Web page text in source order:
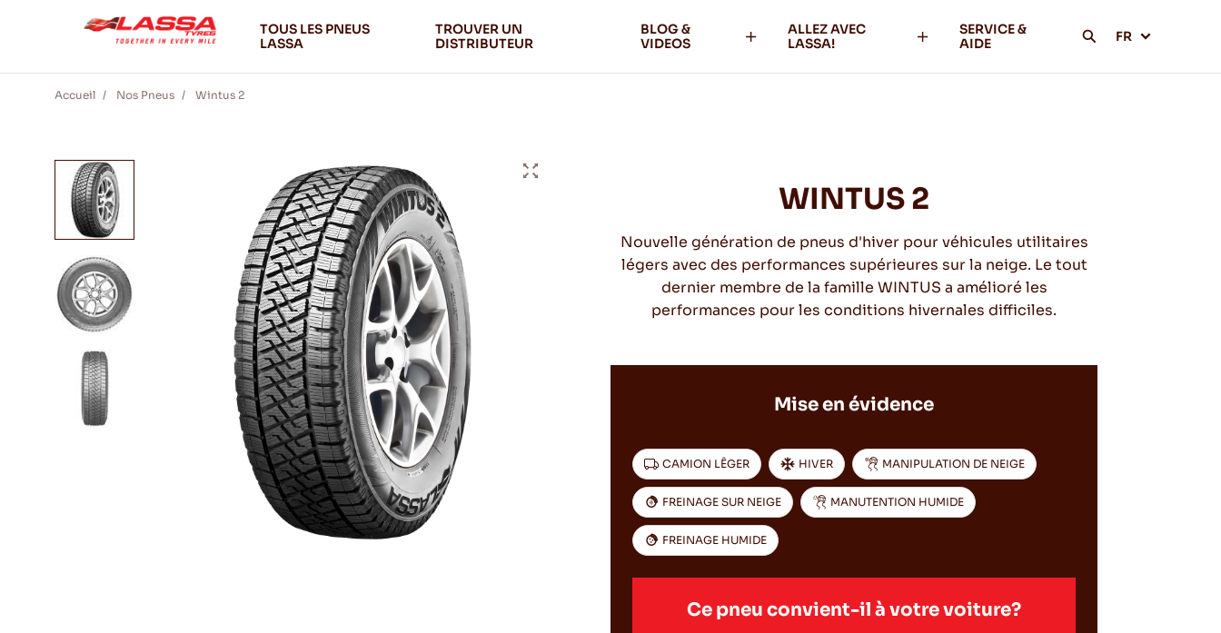
TOUS LES PNEUS
LASSA
TROUVER UN
DISTRIBUTEUR
BLOG &
VIDEOS
ALLEZ AVEC
LASSA!
SERVICE &
AIDE
FR
Accueil Nos Pneus Wintus 2
WINTUS 2
Nouvelle génération de pneus d'hiver pour véhicules utilitaires
légers avec des performances supérieures sur la neige. Le tout
dernier membre de la famille WINTUS a amélioré les
performances pour les conditions hivernales difficiles.
Mise en évidence
CAMION LÊGER HIVER MANIPULATION DE NEIGE
FREINAGE SUR NEIGE MANUTENTION HUMIDE
FREINAGE HUMIDE
Ce pneu convient-il à votre voiture?